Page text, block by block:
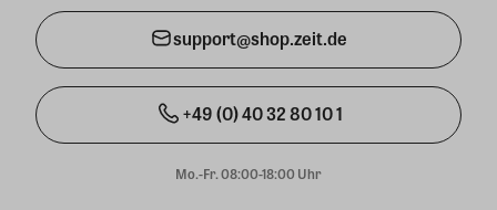
support@shop.zeit.de
+49 (0) 40 32 80 10 1
Mo.-Fr. 08:00-18:00 Uhr